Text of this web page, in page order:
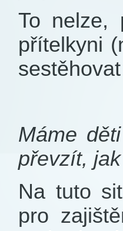
To nelze,
přítelkyni
Máme
převzít,
Na tuto
pro